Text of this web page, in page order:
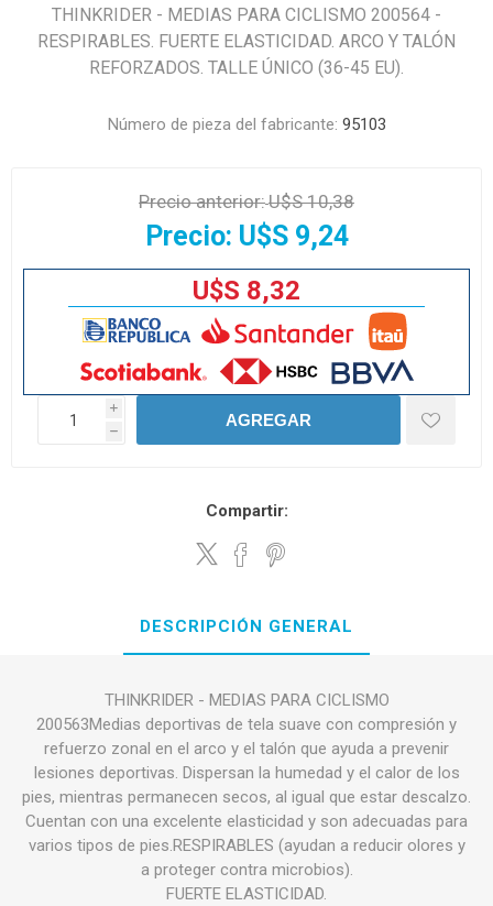
THINKRIDER - MEDIAS PARA CICLISMO 200564 -
RESPIRABLES. FUERTE ELASTICIDAD. ARCO Y TALÓN
REFORZADOS. TALLE ÚNICO (36-45 EU).
Número de pieza del fabricante: 95103
Precio anterior:U$S 10,38
Precio: U$S 9,24
U$S 8,32
i
h
AGREGAR
Compartir:
DESCRIPCIÓN GENERAL
THINKRIDER - MEDIAS PARA CICLISMO
200563Medias deportivas de tela suave con compresión y
refuerzo zonal en el arco y el talón que ayuda a prevenir
lesiones deportivas. Dispersan la humedad y el calor de los
pies, mientras permanecen secos, al igual que estar descalzo.
Cuentan con una excelente elasticidad y son adecuadas para
varios tipos de pies.RESPIRABLES (ayudan a reducir olores y
a proteger contra microbios).
FUERTE ELASTICIDAD.